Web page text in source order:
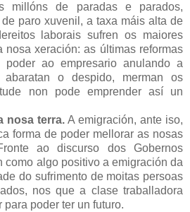
millóns de paradas e parados,
paro xuvenil, a taxa máis alta de
laborais sufren os maiores
nosa xeración: as últimas reformas
poder ao empresario anulando a
abaratan o despido, merman os
non pode emprender así un
nosa terra. A emigración, ante iso,
forma de poder mellorar as nosas
ao discurso dos Gobernos
como algo positivo a emigración da
do sufrimento de moitas persoas
nos que a clase traballadora
poder ter un futuro.